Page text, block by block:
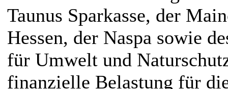
Taunus Sparkasse, der
Hessen, der Naspa sowie
für Umwelt und
finanzielle Belastung für